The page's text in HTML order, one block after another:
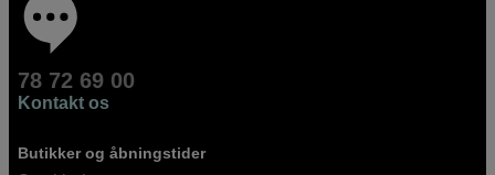
78 72 69 00
Kontakt os
Butikker og åbningstider